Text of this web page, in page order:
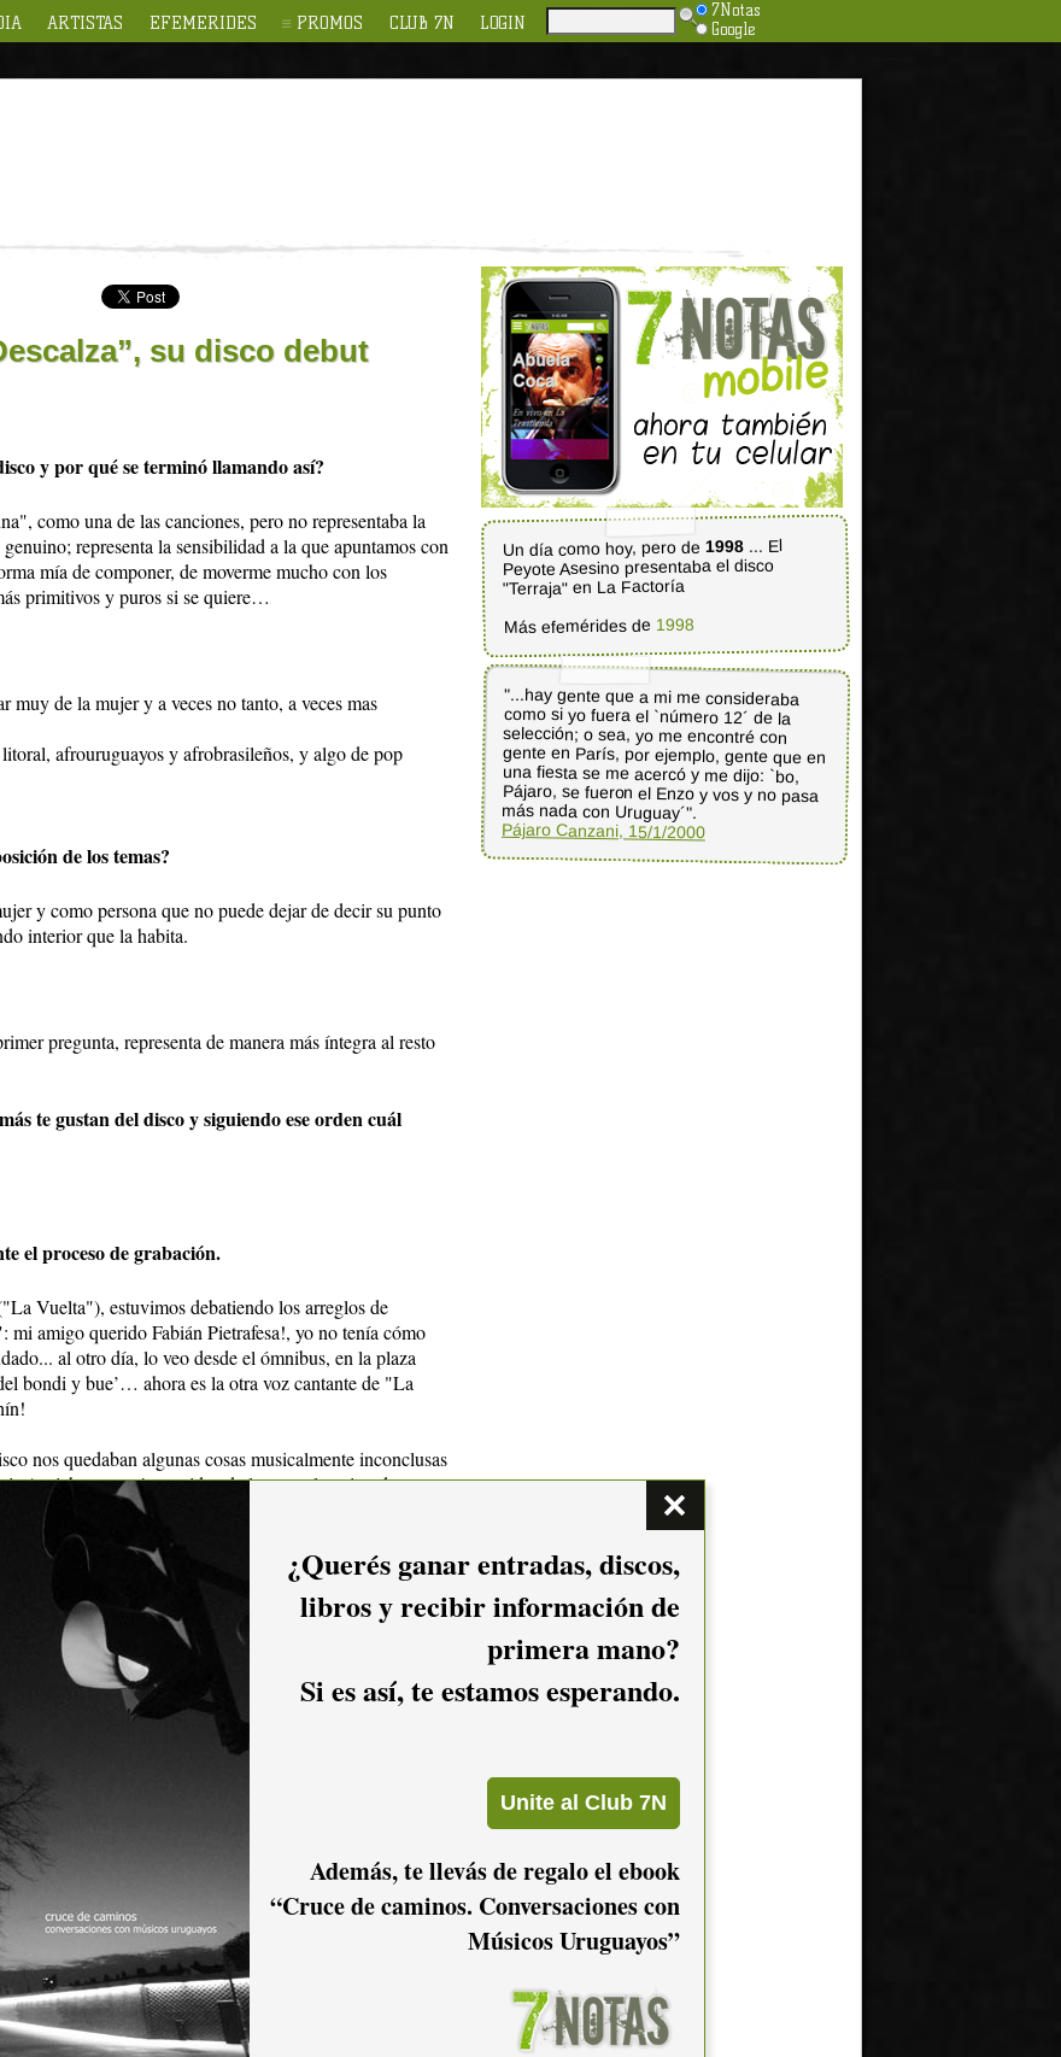
ARTISTAS EFEMERIDES PROMOS CLUB 7N LOGIN
7Notas
Google
su disco debut
y por qué se terminó llamando así?
como una de las canciones, pero no representaba la
representa la sensibilidad a la que apuntamos con
mía de componer, de moverme mucho con los
primitivos y puros si se quiere…
muy de la mujer y a veces no tanto, a veces mas
afrouruguayos y afrobrasileños, y algo de pop
de los temas?
y como persona que no puede dejar de decir su punto
interior que la habita.
pregunta, representa de manera más íntegra al resto
te gustan del disco y siguiendo ese orden cuál
el proceso de grabación.
Vuelta"), estuvimos debatiendo los arreglos de
amigo querido Fabián Pietrafesa!, yo no tenía cómo
al otro día, lo veo desde el ómnibus, en la plaza
bondi y bue’… ahora es la otra voz cantante de "La
nos quedaban algunas cosas musicalmente inconclusas
Arnicho ya tenía una idea de los arreglos girando en su
también había comenzado a grabar ahí. Andrés le
sabia voz y sus sabias manos le dio el toque de Batas
hoy en el disco ("los hermanos sean unidos esa es la
de los seres que, como hermanos de la vida, me
Santiago "Coby" Acosta, Eduardo Manzor, Pablo
Arnicho y Sebastián Pereira.
su respuesta.
fonográfico, acompañada por gente excelente,
Álvaro “Mono” Reyes)
Un día como hoy, pero de 1998 ... El
Peyote Asesino presentaba el disco
"Terraja" en La Factoría
Más efemérides de 1998
"...hay gente que a mi me consideraba
como si yo fuera el `número 12´ de la
selección; o sea, yo me encontré con
gente en París, por ejemplo, gente que en
una fiesta se me acercó y me dijo: `bo,
Pájaro, se fueron el Enzo y vos y no pasa
más nada con Uruguay´".
Pájaro Canzani, 15/1/2000
¿Querés ganar entradas, discos,
libros y recibir información de
primera mano?
Si es así, te estamos esperando.
Además, te llevás de regalo el ebook
“Cruce de caminos. Conversaciones con
Músicos Uruguayos”